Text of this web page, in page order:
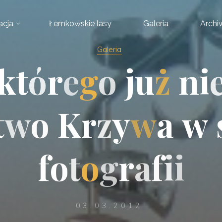
Łemkowskie lasy Galeria
Galeria
tóregojużni
ww
o Krzywaw
fotografii
03.03.2012